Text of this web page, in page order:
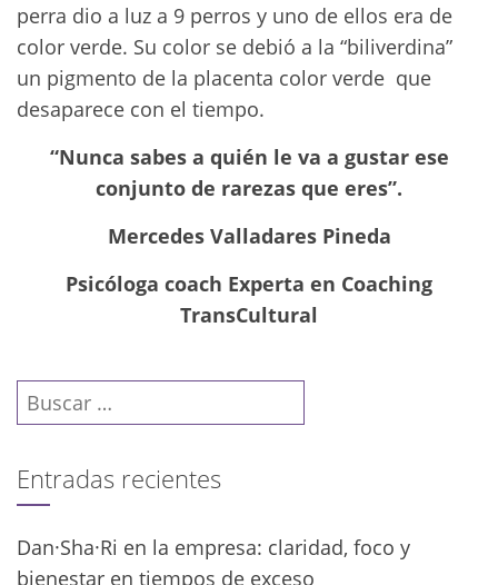
perra dio a luz a 9 perros y uno de ellos era de
color verde. Su color se debió a la “biliverdina”
un pigmento de la placenta color verde que
desaparece con el tiempo.
“Nunca sabes a quién le va a gustar ese
conjunto de rarezas que eres”.
Mercedes Valladares Pineda
Psicóloga coach Experta en Coaching
TransCultural
Buscar:
Entradas recientes
Dan·Sha·Ri en la empresa: claridad, foco y
bienestar en tiempos de exceso